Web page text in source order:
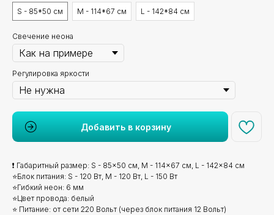
S - 85*50 см
M - 114*67 см L - 142*84 см
Свечение неона
Регулировка яркости
Добавить в корзину
❗ Габаритный размер: S - 85x50 см, M - 114x67 см, L - 142x84 см
⭐Блок питания: S - 120 Вт, M - 120 Вт, L - 150 Вт
⭐Гибкий неон: 6 мм
⭐Цвет провода: белый
⭐ Питание: от сети 220 Вольт (через блок питания 12 Вольт)